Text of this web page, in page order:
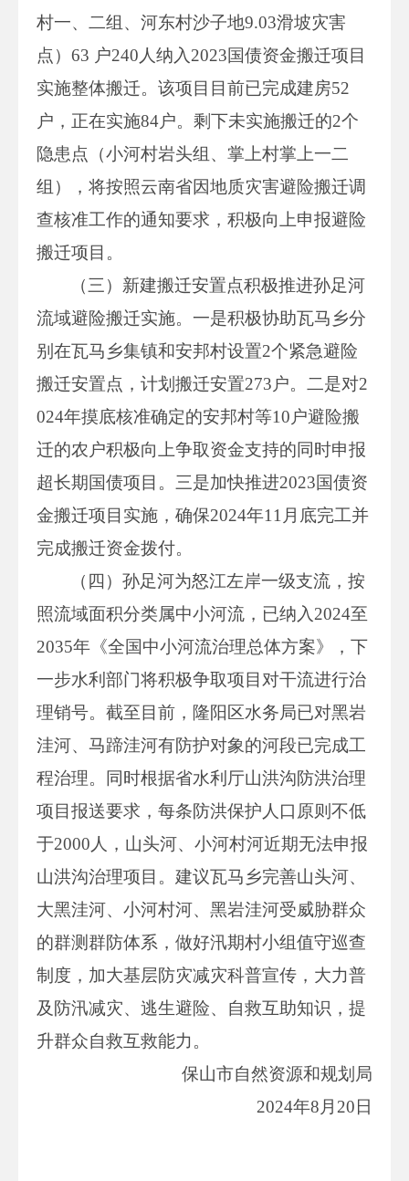
村一、二组、河东村沙子地9.03滑坡灾害
点）63 户240人纳入2023国债资金搬迁项目
实施整体搬迁。该项目目前已完成建房52
户，正在实施84户。剩下未实施搬迁的2个
隐患点（小河村岩头组、掌上村掌上一二
组），将按照云南省因地质灾害避险搬迁调
查核准工作的通知要求，积极向上申报避险
搬迁项目。
（三）新建搬迁安置点积极推进孙足河
流域避险搬迁实施。一是积极协助瓦马乡分
别在瓦马乡集镇和安邦村设置2个紧急避险
搬迁安置点，计划搬迁安置273户。二是对2
024年摸底核准确定的安邦村等10户避险搬
迁的农户积极向上争取资金支持的同时申报
超长期国债项目。三是加快推进2023国债资
金搬迁项目实施，确保2024年11月底完工并
完成搬迁资金拨付。
（四）孙足河为怒江左岸一级支流，按
照流域面积分类属中小河流，已纳入2024至
2035年《全国中小河流治理总体方案》，下
一步水利部门将积极争取项目对干流进行治
理销号。截至目前，隆阳区水务局已对黑岩
洼河、马蹄洼河有防护对象的河段已完成工
程治理。同时根据省水利厅山洪沟防洪治理
项目报送要求，每条防洪保护人口原则不低
于2000人，山头河、小河村河近期无法申报
山洪沟治理项目。建议瓦马乡完善山头河、
大黑洼河、小河村河、黑岩洼河受威胁群众
的群测群防体系，做好汛期村小组值守巡查
制度，加大基层防灾减灾科普宣传，大力普
及防汛减灾、逃生避险、自救互助知识，提
升群众自救互救能力。
保山市自然资源和规划局
2024年8月20日